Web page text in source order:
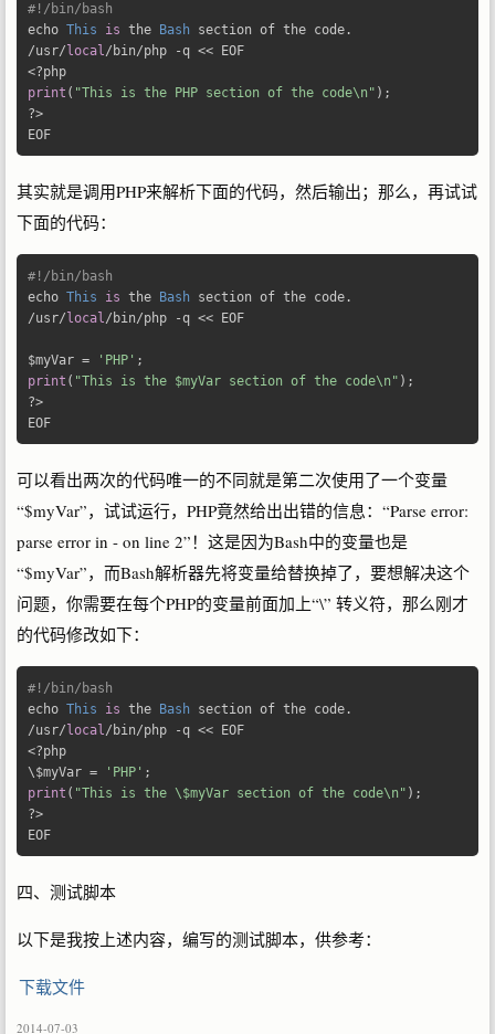
#!/bin/bash
echo This is the Bash section of the code .
/usr/ local/ bin/php -q <<
<?
print ( "This is the PHP section of the code\n" );
?>
EOF
其实就是调用PHP来解析下面的代码，然后输出；那么，再试试
下面的代码：
#!/bin/bash
echo This is the Bash section of the code .
/usr/ local/ bin/php -q << EOF
$myVar = 'PHP' ;
print ( "This is the $myVar section of the code\n" );
?>
EOF
可以看出两次的代码唯一的不同就是第二次使用了一个变量
“$myVar”，试试运行，PHP竟然给出出错的信息：“Parse error:
parse error in - on line 2”！这是因为Bash中的变量也是
“$myVar”，而Bash解析器先将变量给替换掉了，要想解决这个
问题，你需要在每个PHP的变量前面加上“\” 转义符，那么刚才
的代码修改如下：
#!/bin/bash
echo This is the Bash section of the code .
/usr/ local/ bin/php -q <<
<?php
\$myVar = 'PHP' ;
print ( "This is the \$myVar section of the code\n" );
?>
EOF
四、测试脚本
以下是我按上述内容，编写的测试脚本，供参考：
下载文件
2014-07-03